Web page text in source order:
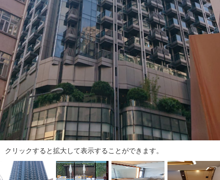
す
。
フ
ッ
タ
情
報
に
移
動
し
ま
す
クリックすると拡大して表示することができます。